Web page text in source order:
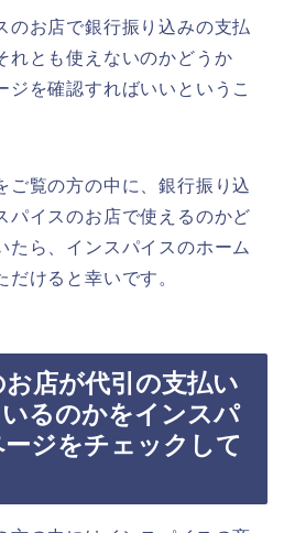
のお店で銀行振り込みの支払
れとも使えないのかどうか
ジを確認すればいいというこ
ご覧の方の中に、銀行振り込
パイスのお店で使えるのかど
たら、インスパイスのホーム
けると幸いです。
店が代引の支払い
るのかをインスパ
ジをチェックして